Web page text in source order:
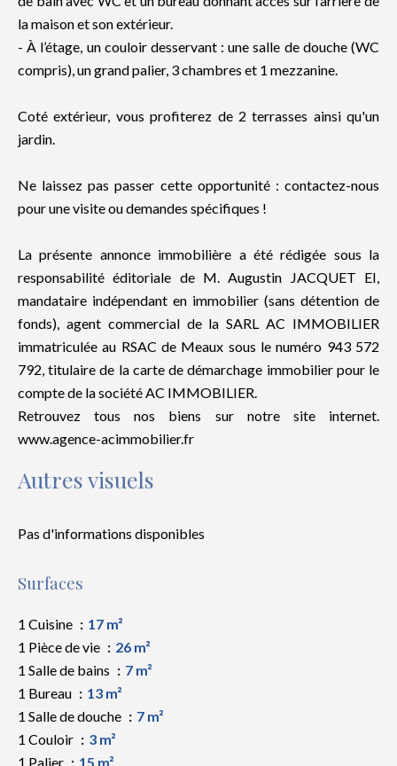
la maison et son extérieur.
- À l’étage, un couloir desservant : une salle de douche (WC
compris), un grand palier, 3 chambres et 1 mezzanine.
Coté extérieur, vous profiterez de 2 terrasses ainsi qu'un
jardin.
Ne laissez pas passer cette opportunité : contactez-nous
pour une visite ou demandes spécifiques !
La présente annonce immobilière a été rédigée sous la
responsabilité éditoriale de M. Augustin JACQUET EI,
mandataire indépendant en immobilier (sans détention de
fonds), agent commercial de la SARL AC IMMOBILIER
immatriculée au RSAC de Meaux sous le numéro 943 572
792, titulaire de la carte de démarchage immobilier pour le
compte de la société AC IMMOBILIER.
Retrouvez tous nos biens sur notre site internet.
www.agence-acimmobilier.fr
Autres visuels
Pas d'informations disponibles
Surfaces
1 Cuisine
17 m²
1 Pièce de vie
26 m²
1 Salle de bains
7 m²
1 Bureau
13 m²
1 Salle de douche
7 m²
1 Couloir
3 m²
1 Palier
15 m²